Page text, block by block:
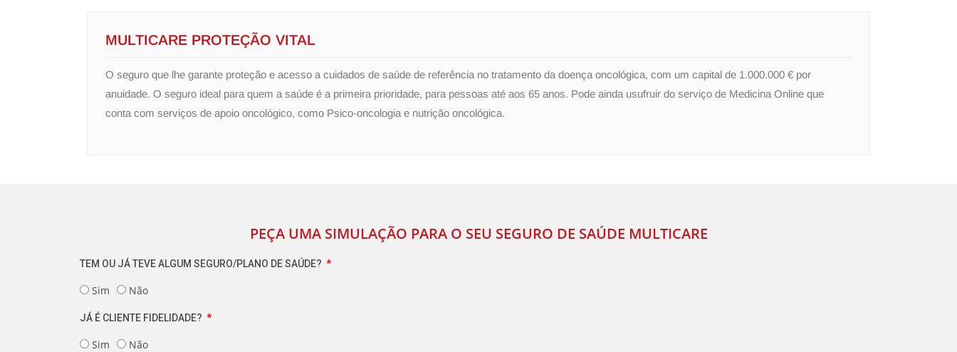
MULTICARE PROTEÇÃO VITAL
O seguro que lhe garante proteção e acesso a cuidados de saúde de referência no tratamento da doença oncológica, com um capital de 1.000.000 € por
anuidade. O seguro ideal para quem a saúde é a primeira prioridade, para pessoas até aos 65 anos. Pode ainda usufruir do serviço de Medicina Online que
conta com serviços de apoio oncológico, como Psico-oncologia e nutrição oncológica.
PEÇA UMA SIMULAÇÃO PARA O SEU SEGURO DE SAÚDE MULTICARE
TEM OU JÁ TEVE ALGUM SEGURO/PLANO DE SAÚDE?
Sim Não
JÁ É CLIENTE FIDELIDADE?
Sim Não